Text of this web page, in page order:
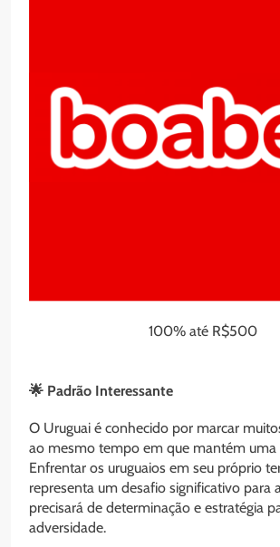
100% até R$500
🌟 Padrão Interessante
O Uruguai é conhecido por marcar
ao mesmo tempo em que mantém uma
Enfrentar os uruguaios em seu próprio
representa um desafio significativo para
precisará de determinação e estratégia
adversidade.